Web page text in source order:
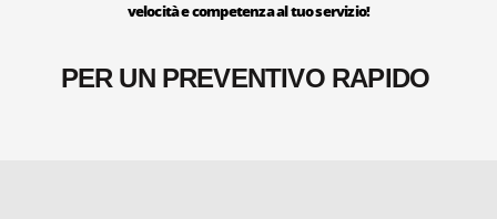
velocità e competenza al tuo servizio!
PER UN PREVENTIVO RAPIDO